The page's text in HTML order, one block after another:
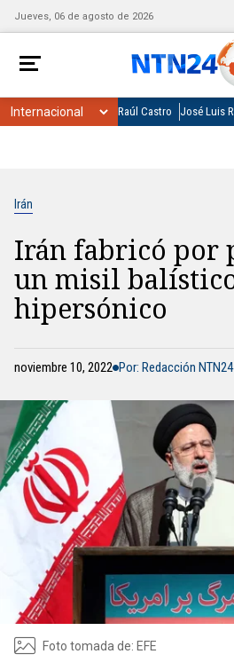
Jueves, 06 de agosto de 2026
Raúl Castro José Luis
Irán
Irán fabricó por
un misil
hipersónico
noviembre 10, 2022 Por: Redacción NTN24
Foto tomada de: EFE